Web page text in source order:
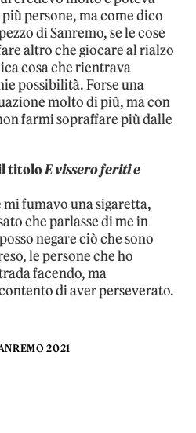
persone, ma come dico
di Sanremo, se le cose
altro che giocare al rialzo
cosa che rientrava
possibilità. Forse una
molto di più, ma con
farmi sopraffare più dalle
il titoloE vissero feriti e
fumavo una sigaretta,
che parlasse di me in
negare ciò che sono
le persone che ho
facendo, ma
di aver perseverato.
2021